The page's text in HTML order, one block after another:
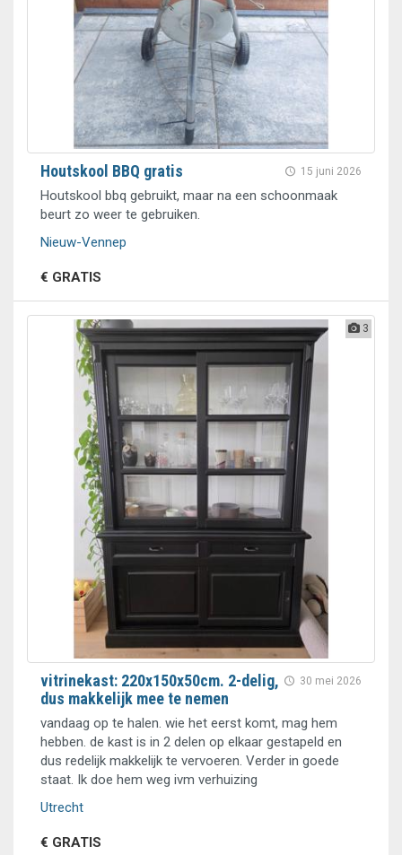
15 juni 2026
Houtskool BBQ gratis
Houtskool bbq gebruikt, maar na een schoonmaak
beurt zo weer te gebruiken.
Nieuw-Vennep
€ GRATIS
3
30 mei 2026
vitrinekast: 220x150x50cm. 2-delig,
dus makkelijk mee te nemen
vandaag op te halen. wie het eerst komt, mag hem
hebben. de kast is in 2 delen op elkaar gestapeld en
dus redelijk makkelijk te vervoeren. Verder in goede
staat. Ik doe hem weg ivm verhuizing
Utrecht
€ GRATIS